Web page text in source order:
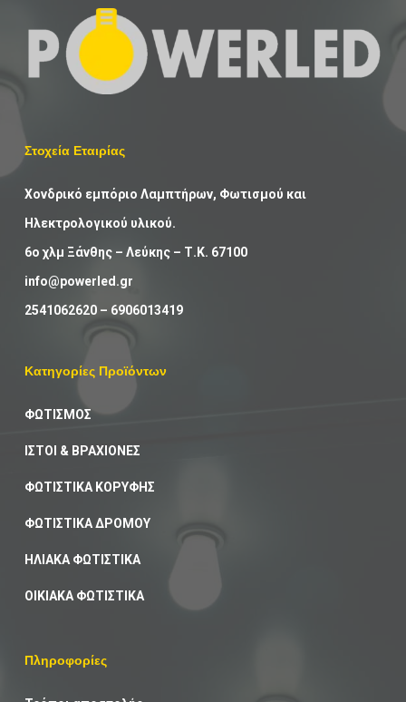
Στοχεία Εταιρίας
Χονδρικό εμπόριο Λαμπτήρων, Φωτισμού και
Ηλεκτρολογικού υλικού.
6ο χλμ Ξάνθης – Λεύκης – Τ.Κ. 67100
info@powerled.gr
2541062620– 6906013419
Κατηγορίες Προϊόντων
ΦΩΤΙΣΜΟΣ
ΙΣΤΟΙ & ΒΡΑΧΙΟΝΕΣ
ΦΩΤΙΣΤΙΚΑ ΚΟΡΥΦΗΣ
ΦΩΤΙΣΤΙΚΑ ΔΡΟΜΟΥ
ΗΛΙΑΚΑ ΦΩΤΙΣΤΙΚΑ
ΟΙΚΙΑΚΑ ΦΩΤΙΣΤΙΚΑ
Πληροφορίες